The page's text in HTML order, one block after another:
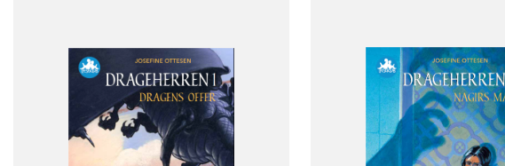
2. klasse 3. klasse 4. klasse 5. klasse
6. klasse
Flergangsbog
9788723540096
2. klasse 3. klasse 4. klasse 5.
6. klasse
FORMAT
Flergangsbog
9788723540836